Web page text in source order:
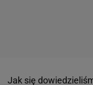
Jak się